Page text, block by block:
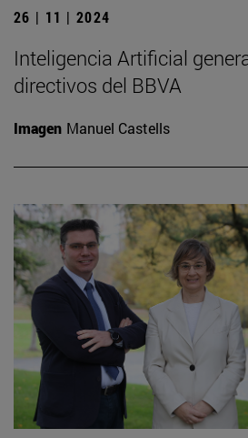
26 | 11 | 2024
Inteligencia Artificial
directivos del BBVA
Imagen Manuel Castells